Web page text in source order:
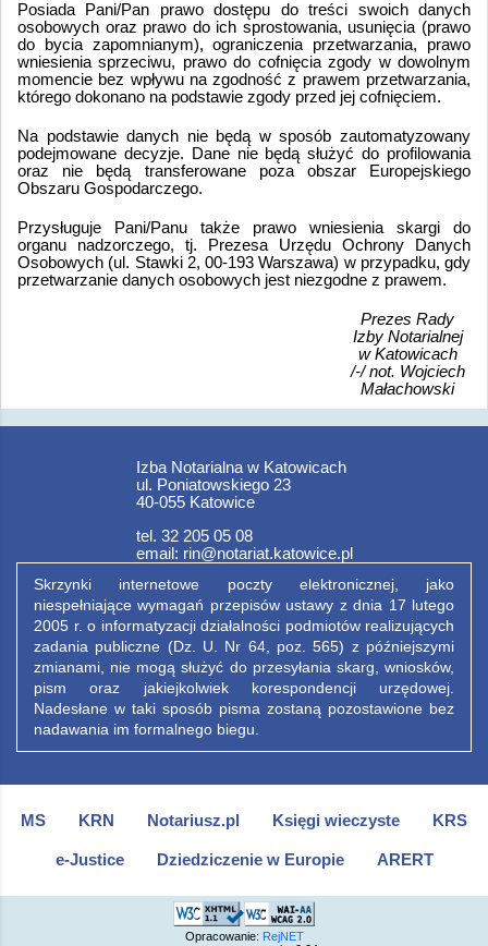
Posiada Pani/Pan prawo dostępu do treści swoich danych
osobowych oraz prawo do ich sprostowania, usunięcia (prawo
do bycia zapomnianym), ograniczenia przetwarzania, prawo
wniesienia sprzeciwu, prawo do cofnięcia zgody w dowolnym
momencie bez wpływu na zgodność z prawem przetwarzania,
którego dokonano na podstawie zgody przed jej cofnięciem.
Na podstawie danych nie będą w sposób zautomatyzowany
podejmowane decyzje. Dane nie będą służyć do profilowania
oraz nie będą transferowane poza obszar Europejskiego
Obszaru Gospodarczego.
Przysługuje Pani/Panu także prawo wniesienia skargi do
organu nadzorczego, tj. Prezesa Urzędu Ochrony Danych
Osobowych (ul. Stawki 2, 00-193 Warszawa) w przypadku, gdy
przetwarzanie danych osobowych jest niezgodne z prawem.
Prezes Rady
Izby Notarialnej
w Katowicach
/-/ not. Wojciech
Małachowski
Izba Notarialna w Katowicach
ul. Poniatowskiego 23
40-055 Katowice
tel. 32 205 05 08
email: rin@notariat.katowice.pl
Skrzynki internetowe poczty elektronicznej, jako
niespełniające wymagań przepisów ustawy z dnia 17 lutego
2005 r. o informatyzacji działalności podmiotów realizujących
zadania publiczne (Dz. U. Nr 64, poz. 565) z późniejszymi
zmianami, nie mogą służyć do przesyłania skarg, wniosków,
pism oraz jakiejkolwiek korespondencji urzędowej.
Nadesłane w taki sposób pisma zostaną pozostawione bez
nadawania im formalnego biegu.
MS KRN Notariusz.pl Księgi wieczyste KRS
e-Justice Dziedziczenie w Europie ARERT
Opracowanie: RejNET